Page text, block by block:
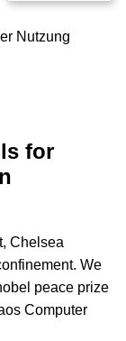
Nutzung
for
Chelsea
We
peace prize
Computer